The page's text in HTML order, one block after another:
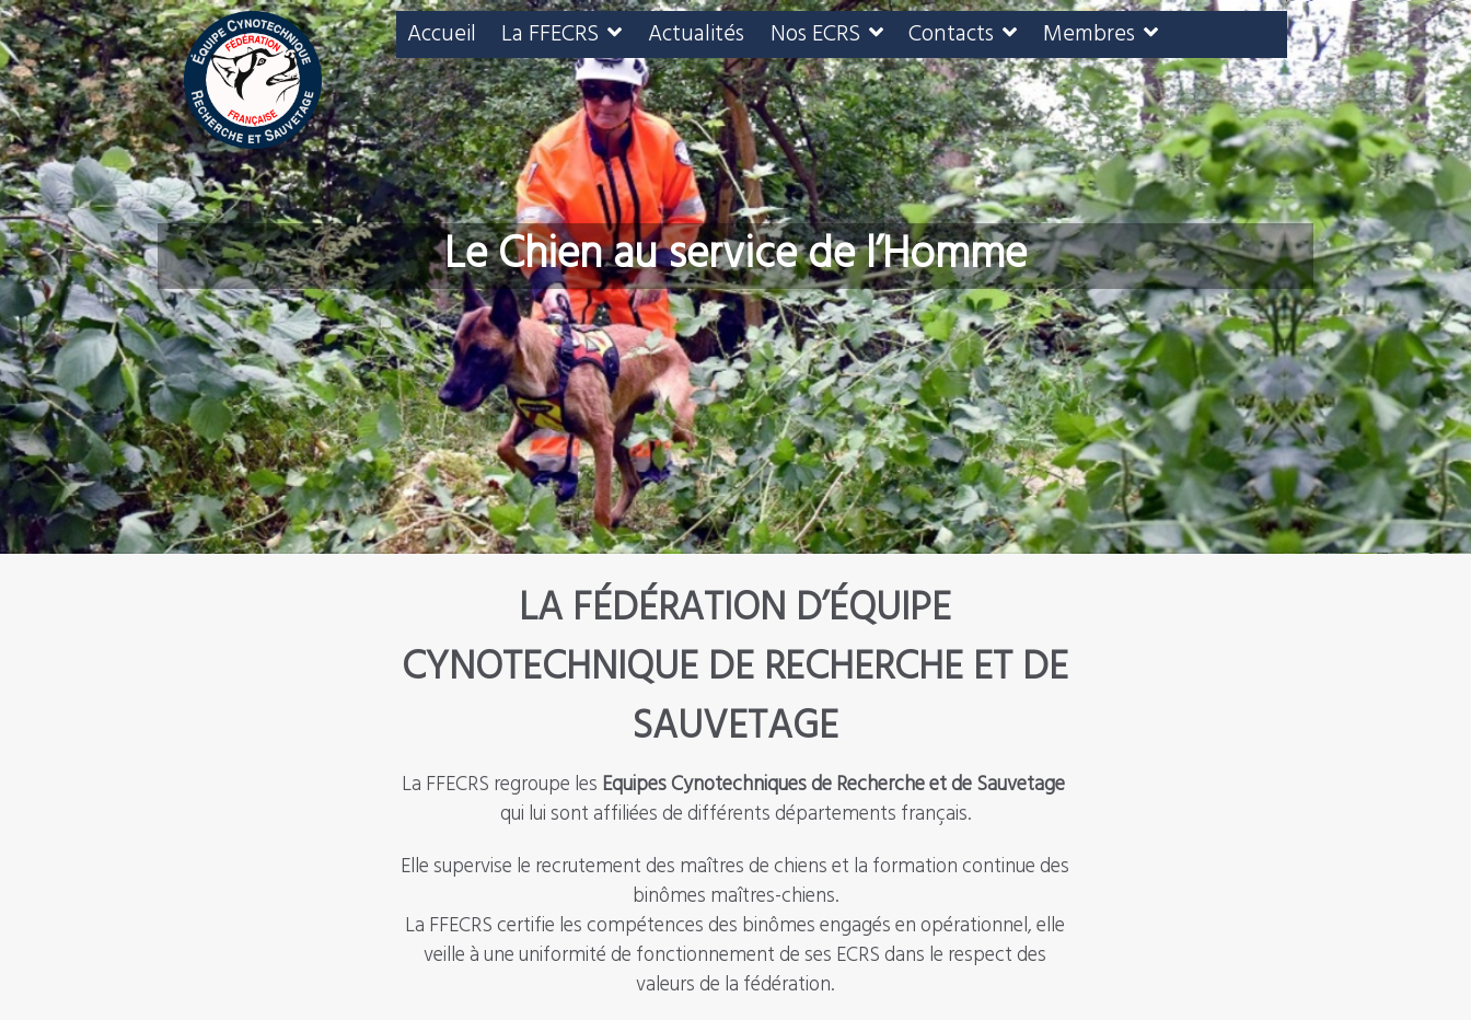
Accueil La FFECRS Actualités Nos ECRS Contacts Membres
Le Chien au service de l’Homme
LA FÉDÉRATION D’ÉQUIPE
CYNOTECHNIQUE DE RECHERCHE ET DE
SAUVETAGE
La FFECRS regroupe les Equipes Cynotechniques de Recherche et de Sauvetage
qui lui sont affiliées de différents départements français.
Elle supervise le recrutement des maîtres de chiens et la formation continue des
binômes maîtres-chiens.
La FFECRS certifie les compétences des binômes engagés en opérationnel, elle
veille à une uniformité de fonctionnement de ses ECRS dans le respect des
valeurs de la fédération.